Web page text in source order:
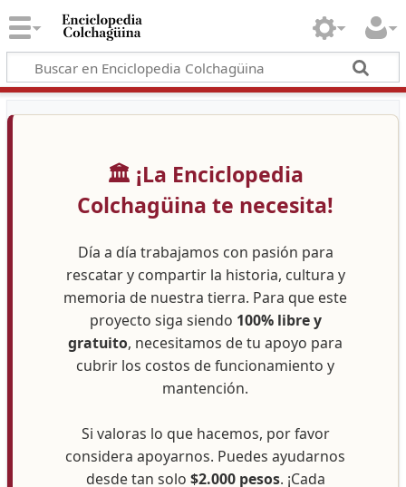
🏛️ ¡La Enciclopedia
Colchagüina te necesita!
Día a día trabajamos con pasión para
rescatar y compartir la historia, cultura y
memoria de nuestra tierra. Para que este
proyecto siga siendo 100% libre y
gratuito, necesitamos de tu apoyo para
cubrir los costos de funcionamiento y
mantención.
Si valoras lo que hacemos, por favor
considera apoyarnos. Puedes ayudarnos
desde tan solo $2.000 pesos. ¡Cada